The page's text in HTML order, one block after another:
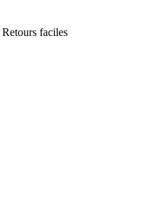
Retours faciles